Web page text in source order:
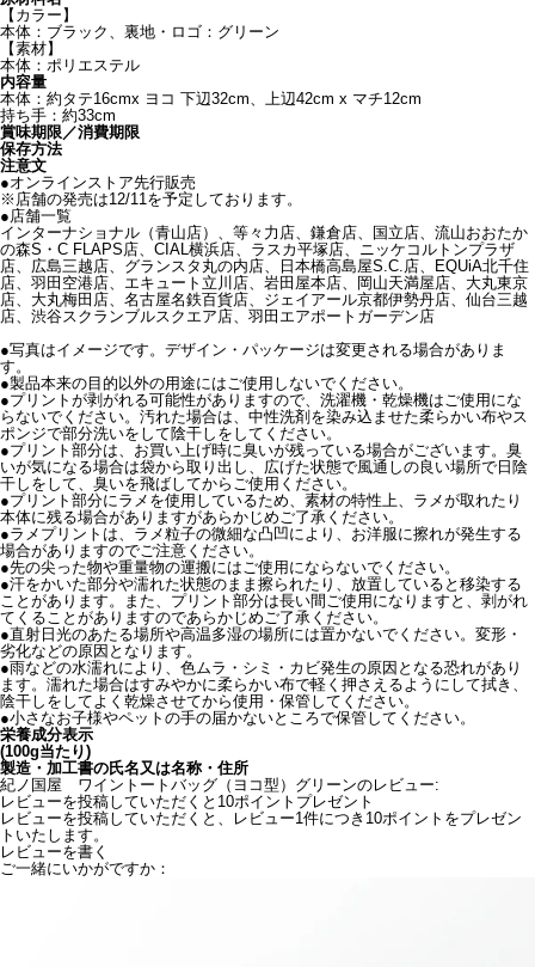
【カラー】
本体：ブラック、裏地・ロゴ：グリーン
【素材】
本体：ポリエステル
内容量
本体：約タテ16cmx ヨコ 下辺32cm、上辺42cm x マチ12cm
持ち手：約33cm
賞味期限／消費期限
保存方法
注意文
●オンラインストア先行販売
※店舗の発売は12/11を予定しております。
●店舗一覧
インターナショナル（青山店）、等々力店、鎌倉店、国立店、流山おおたか
の森S・C FLAPS店、CIAL横浜店、ラスカ平塚店、ニッケコルトンプラザ
店、広島三越店、グランスタ丸の内店、日本橋高島屋S.C.店、EQUiA北千住
店、羽田空港店、エキュート立川店、岩田屋本店、岡山天満屋店、大丸東京
店、大丸梅田店、名古屋名鉄百貨店、ジェイアール京都伊勢丹店、仙台三越
店、渋谷スクランブルスクエア店、羽田エアポートガーデン店
●写真はイメージです。デザイン・パッケージは変更される場合がありま
す。
●製品本来の目的以外の用途にはご使用しないでください。
●プリントが剥がれる可能性がありますので、洗濯機・乾燥機はご使用にな
らないでください。汚れた場合は、中性洗剤を染み込ませた柔らかい布やス
ポンジで部分洗いをして陰干しをしてください。
●プリント部分は、お買い上げ時に臭いが残っている場合がございます。臭
いが気になる場合は袋から取り出し、広げた状態で風通しの良い場所で日陰
干しをして、臭いを飛ばしてからご使用ください。
●プリント部分にラメを使用しているため、素材の特性上、ラメが取れたり
本体に残る場合がありますがあらかじめご了承ください。
●ラメプリントは、ラメ粒子の微細な凸凹により、お洋服に擦れが発生する
場合がありますのでご注意ください。
●先の尖った物や重量物の運搬にはご使用にならないでください。
●汗をかいた部分や濡れた状態のまま擦られたり、放置していると移染する
ことがあります。また、プリント部分は長い間ご使用になりますと、剥がれ
てくることがありますのであらかじめご了承ください。
●直射日光のあたる場所や高温多湿の場所には置かないでください。変形・
劣化などの原因となります。
●雨などの水濡れにより、色ムラ・シミ・カビ発生の原因となる恐れがあり
ます。濡れた場合はすみやかに柔らかい布で軽く押さえるようにして拭き、
陰干しをしてよく乾燥させてから使用・保管してください。
●小さなお子様やペットの手の届かないところで保管してください。
栄養成分表示
(100g当たり)
製造・加工書の氏名又は名称・住所
紀ノ国屋 ワイントートバッグ（ヨコ型）グリーンのレビュー:
レビューを投稿していただくと10ポイントプレゼント
レビューを投稿していただくと、レビュー1件につき10ポイントをプレゼン
トいたします。
レビューを書く
ご一緒にいかがですか：